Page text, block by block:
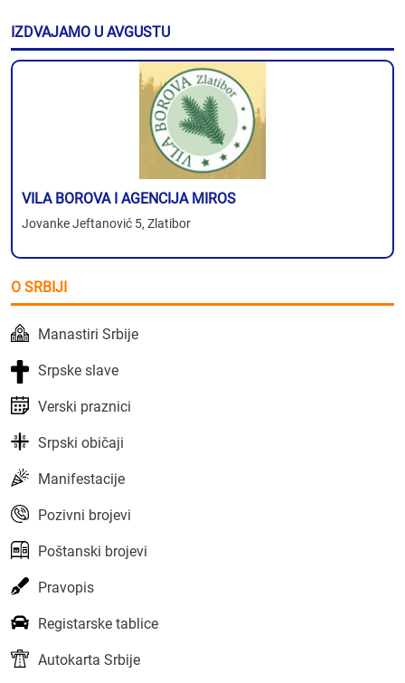
IZDVAJAMO U AVGUSTU
VILA BOROVA I AGENCIJA MIROS
Jovanke Jeftanović 5, Zlatibor
O SRBIJI
Manastiri Srbije
Srpske slave
Verski praznici
Srpski običaji
Manifestacije
Pozivni brojevi
Poštanski brojevi
Pravopis
Registarske tablice
Autokarta Srbije